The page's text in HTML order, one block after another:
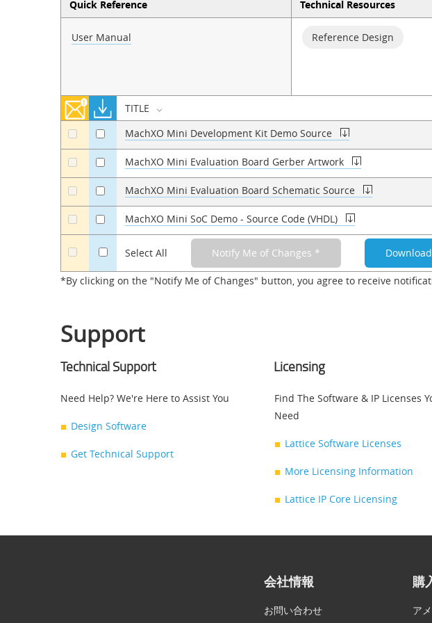
Quick Reference
User Manual
Technical Resources
Reference Design
TITLE
a Select All
a a MachXO Mini Development Kit Demo Source
a a MachXO Mini Evaluation Board Gerber Artwork
a a MachXO Mini Evaluation Board Schematic Source
a a MachXO Mini SoC Demo - Source Code (VHDL)
*By clicking on the "Notify Me of Changes" button, you agree to receive
Support
Technical Support
Need Help? We're Here to Assist You
Design Software
Get Technical Support
Licensing
Find The Software & IP Licenses
Need
Lattice Software Licenses
More Licensing Information
Lattice IP Core Licensing
会社情報
お問い合わせ
購
ア